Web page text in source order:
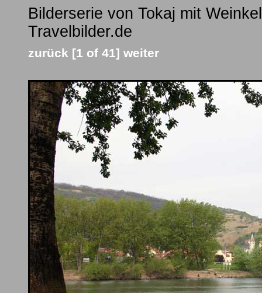
Bilderserie von Tokaj mit
Travelbilder.de
zurück [1 of 41] weiter